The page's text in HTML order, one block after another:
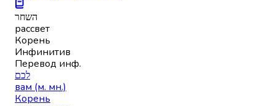
השחר
рассвет
Корень
Инфинитив
Перевод инф.
לכם
вам (м. мн.)
Корень